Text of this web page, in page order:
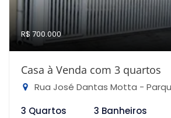
R$ 700.000
Casa à Venda com 3 quartos
Rua José Dantas Motta - Parque
3 Quartos
3 Banheiros